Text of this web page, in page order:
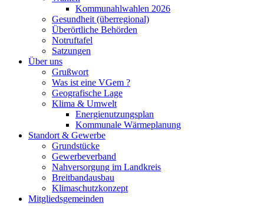
Kommunahlwahlen 2026
Gesundheit (überregional)
Überörtliche Behörden
Notruftafel
Satzungen
Über uns
Grußwort
Was ist eine VGem ?
Geografische Lage
Klima & Umwelt
Energienutzungsplan
Kommunale Wärmeplanung
Standort & Gewerbe
Grundstücke
Gewerbeverband
Nahversorgung im Landkreis
Breitbandausbau
Klimaschutzkonzept
Mitgliedsgemeinden